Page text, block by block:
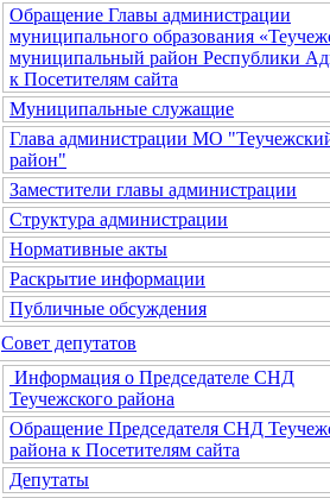
Обращение Главы администрации
муниципального образования
муниципальный район Республики
к Посетителям сайта
Муниципальные служащие
Глава администрации МО
район"
Заместители главы администрации
Структура администрации
Нормативные акты
Раскрытие информации
Публичные обсуждения
Совет депутатов
Информация о Председателе СНД
Теучежского района
Обращение Председателя СНД
района к Посетителям сайта
Депутаты